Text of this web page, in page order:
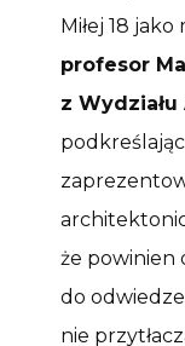
Miłej 18 jako
profesor
z
że powinien
do
nie